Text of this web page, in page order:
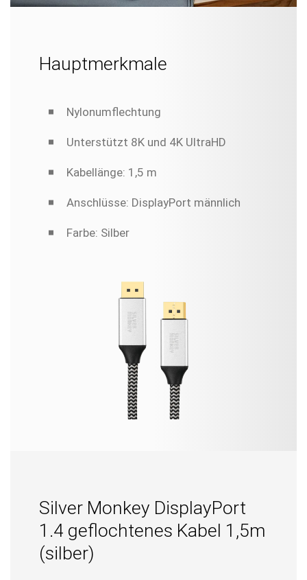
Hauptmerkmale
Nylonumflechtung
Unterstützt 8K und 4K UltraHD
Kabellänge: 1,5 m
Anschlüsse: DisplayPort männlich
Farbe: Silber
Silver Monkey DisplayPort
1.4 geflochtenes Kabel 1,5m
(silber)